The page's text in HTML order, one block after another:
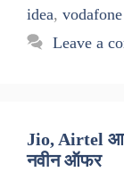
idea,
Leave a
Jio, Airtel
नवीन ऑफर